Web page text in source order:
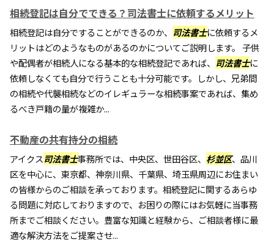
相続登記は自分でできる？司法書士に依頼するメリット
相続登記は自分ですることができるのか、 司法書士に依頼するメ
リットはどのようなものがあるのかについてご説明します。 子供
や配偶者が相続人になる基本的な相続登記であれば、 司法書士に
依頼しなくても自分で行うことも十分可能です。しかし、兄弟間
の相続や代襲相続などのイレギュラーな相続事案であれば、集め
るべき戸籍の量が複雑か...
不動産の共有持分の相続
アイクス司法書士事務所では、中央区、世田谷区、 杉並区、品川
区を中心に、東京都、神奈川県、千葉県、埼玉県周辺にお住まい
の皆様からのご相談を承っております。相続登記に関するあらゆ
る問題に対応しておりますので、お困りの際にはお気軽に当事務
所までご相談ください。豊富な知識と経験から、ご相談者様に最
適な解決方法をご提案させ...